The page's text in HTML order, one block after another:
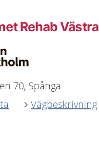
Rehab Västra
70, Spånga
Vägbeskrivning